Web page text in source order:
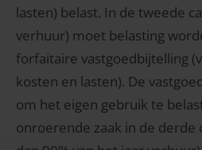
lasten) belast. In de tweede
verhuur) moet belasting
forfaitaire vastgoedbijtelling
kosten en lasten). De
om het eigen gebruik te
onroerende zaak in de derde